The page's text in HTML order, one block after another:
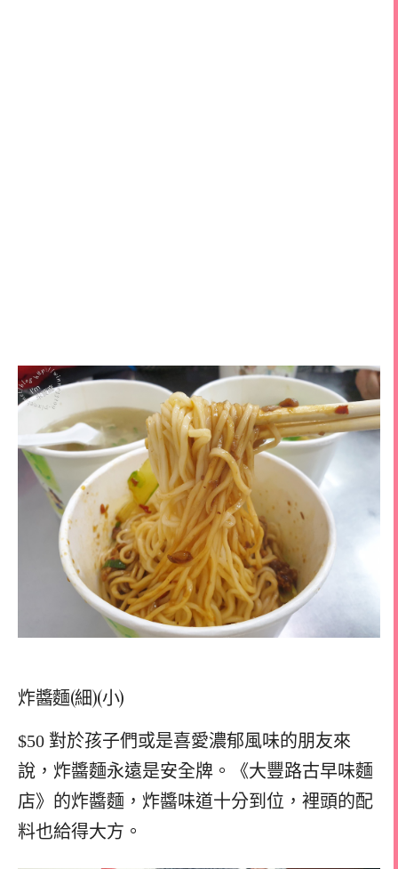
炸醬麵(細)(小)
$50 對於孩子們或是喜愛濃郁風味的朋友來
說，炸醬麵永遠是安全牌。《大豐路古早味麵
店》的炸醬麵，炸醬味道十分到位，裡頭的配
料也給得大方。